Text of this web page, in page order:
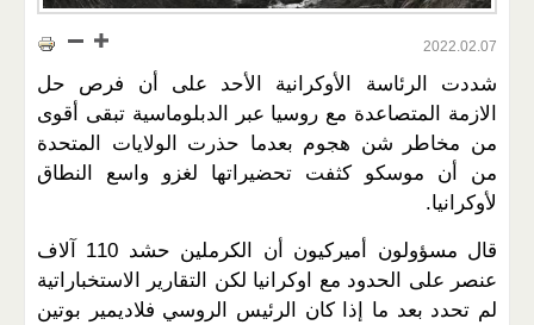
2022.02.07
شددت الرئاسة الأوكرانية الأحد على أن فرص حل
الازمة المتصاعدة مع روسيا عبر الدبلوماسية تبقى أقوى
من مخاطر شن هجوم بعدما حذرت الولايات المتحدة
من أن موسكو كثفت تحضيراتها لغزو واسع النطاق
لأوكرانيا.
قال مسؤولون أميركيون أن الكرملين حشد 110 آلاف
عنصر على الحدود مع اوكرانيا لكن التقارير الاستخباراتية
لم تحدد بعد ما إذا كان الرئيس الروسي فلاديمير بوتين